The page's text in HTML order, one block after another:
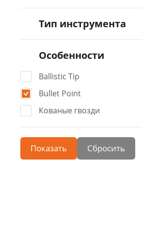
Тип инструмента
Особенности
Ballistic Tip
Bullet Point
Кованые гвозди
Показать